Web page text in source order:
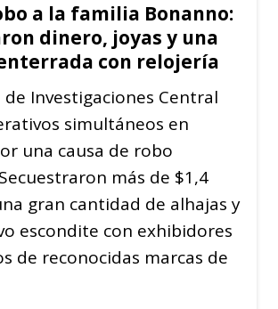
a la familia Bonanno:
dinero, joyas y una
con relojería
de Investigaciones Central
simultáneos en
una causa de robo
más de $1,4
gran cantidad de alhajas y
escondite con exhibidores
de reconocidas marcas de